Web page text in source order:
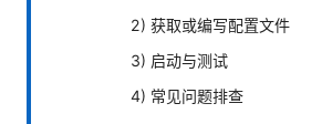
2) 获取或编写配置文件
3) 启动与测试
4) 常见问题排查